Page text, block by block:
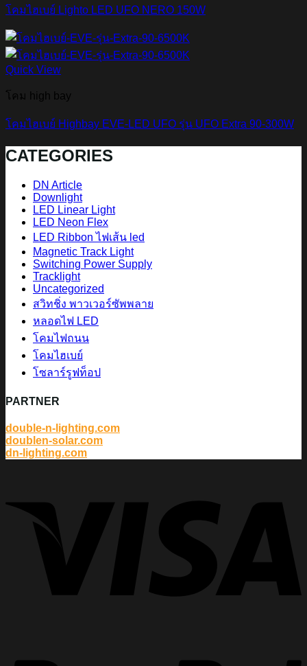
โคมไฮเบย์ Lighto LED UFO NERO 150W
Quick View
โคม high bay
โคมไฮเบย์ Highbay EVE-LED UFO รุ่น UFO Extra 90-300W
CATEGORIES
DN Article
Downlight
LED Linear Light
LED Neon Flex
LED Ribbon ไฟเส้น led
Magnetic Track Light
Switching Power Supply
Tracklight
Uncategorized
สวิทชิ่ง พาวเวอร์ซัพพลาย
หลอดไฟ LED
โคมไฟถนน
โคมไฮเบย์
โซลาร์รูฟท็อป
PARTNER
double-n-lighting.com
doublen-solar.com
dn-lighting.com